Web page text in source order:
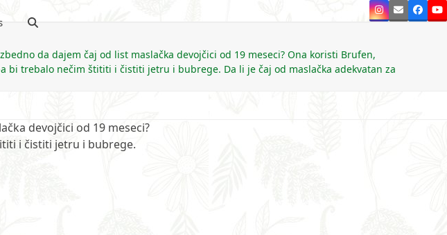
Instagram
Email
da dajem čaj od list maslačka devojčici od 19 meseci? Ona koristi Brufen,
bi trebalo nečim štititi i čistiti jetru i bubrege. Da li je čaj od maslačka adekvatan za
devojčici od 19 meseci?
i čistiti jetru i bubrege.